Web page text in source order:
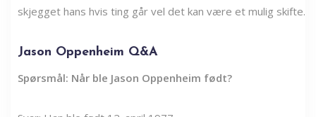
skjegget hans hvis ting går vel det kan være et mulig skifte.
Jason Oppenheim Q&A
Spørsmål: Når ble Jason Oppenheim født?